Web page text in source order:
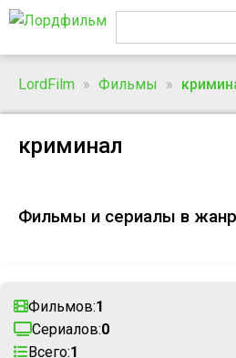
LordFilm » Фильмы »
криминал
Фильмы и сериалы в
Фильмов:1
Сериалов:0
Всего:1